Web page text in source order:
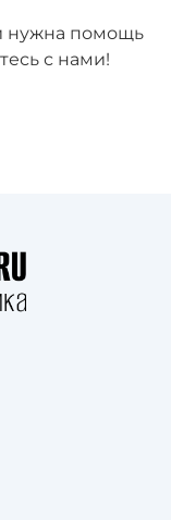
нужна помощь
с нами!